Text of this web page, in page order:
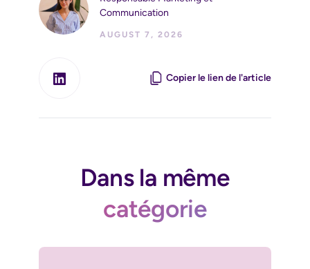
Communication
AUGUST 7, 2026
Copier le lien de l'article
Dans la même
catégorie